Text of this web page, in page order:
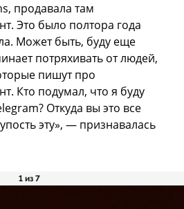
продавала там
Это было полтора года
Может быть, буду еще
потряхивать от людей,
пишут про
Кто подумал, что я буду
Откуда вы это все
эту», — признавалась
1 из 7